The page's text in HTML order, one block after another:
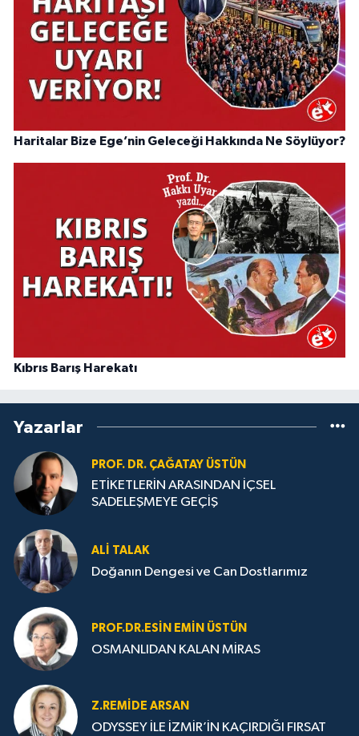
Haritalar Bize Ege’nin Geleceği Hakkında Ne Söylüyor?
Kıbrıs Barış Harekatı
Yazarlar
PROF. DR. ÇAĞATAY ÜSTÜN
ETİKETLERİN ARASINDAN İÇSEL
SADELEŞMEYE GEÇİŞ
ALI TALAK
Doğanın Dengesi ve Can Dostlarımız
PROF.DR.ESIN EMIN ÜSTÜN
OSMANLIDAN KALAN MİRAS
Z.REMIDE ARSAN
ODYSSEY İLE İZMİR’İN KAÇIRDIĞI FIRSAT